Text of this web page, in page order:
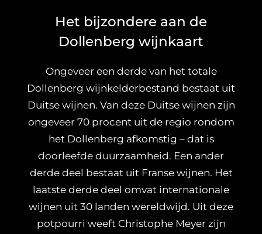
Het bijzondere aan de
Dollenberg wijnkaart
Ongeveer een derde van het totale
Dollenberg wijnkelderbestand bestaat uit
Duitse wijnen. Van deze Duitse wijnen zijn
ongeveer 70 procent uit de regio rondom
het Dollenberg afkomstig – dat is
doorleefde duurzaamheid. Een ander
derde deel bestaat uit Franse wijnen. Het
laatste derde deel omvat internationale
wijnen uit 30 landen wereldwijd. Uit deze
potpourri weeft Christophe Meyer zijn